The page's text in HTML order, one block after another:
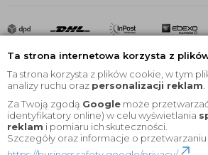
Ta strona internetowa korzysta z
Ta strona korzysta z plików cookie, w tym
analizy ruchu oraz personalizacji reklam
Za Twoją zgodą Google może
identyfikatory online) w celu wyświetlania
reklam i pomiaru ich skuteczności.
Szczegóły oraz informacje o
2020 © Wszelkie Prawa
Projekt i oprogramowanie